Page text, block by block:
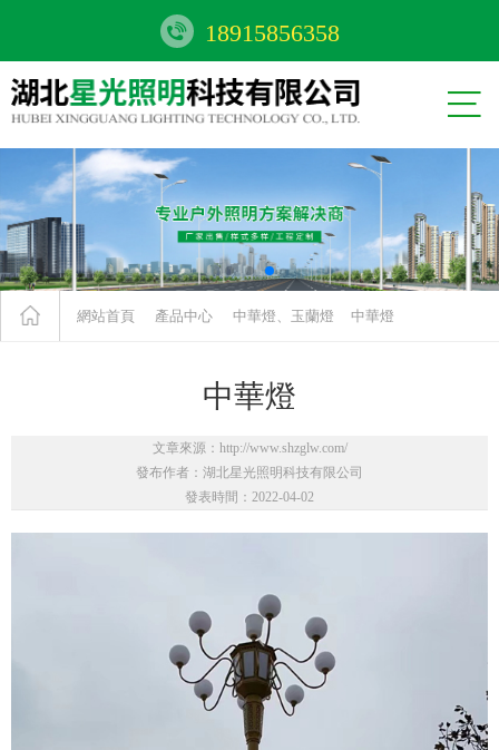
 18915856358

網站首頁 產品中心 中華燈、玉蘭燈 中華燈
中華燈
文章來源：http://www.shzglw.com/
發布作者：湖北星光照明科技有限公司
發表時間：2022-04-02